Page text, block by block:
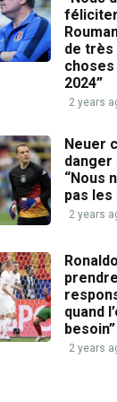
de très
choses
2024”
2 years
Neuer
danger
“Nous
pas
2 years
quand
besoin”
2 years